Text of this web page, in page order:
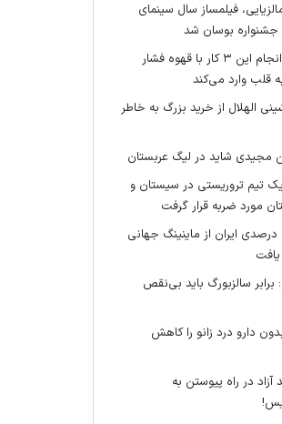
فیلمساز سال سینمای
جشنواره بوسان شد
ترکیب انجام این ۳ کار با قهوه فشار
قلب وارد می‌کند
الهلال از خرید بزرگ به خاطر
مجیدی شاید در لیگ عربستان
تیم تروریستی در سیستان و
مورد ضربه قرار گرفت
سهم ۵ درصدی ایران از ماینینگ جهانی
برابر سالزبورگ باید بی‌نقص
دارو درد زانو را کاهش
آزاد در راه پیوستن به